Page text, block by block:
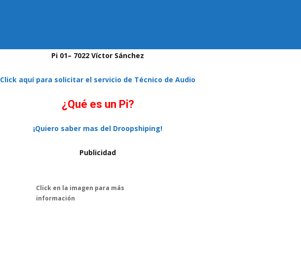
Pi 01– 7022 Víctor Sánchez
Click aquí para solicitar el servicio de Técnico de Audio
¿Qué es un Pi?
¡Quiero saber mas del Droopshiping!
Publicidad
Click en la imagen para más
información